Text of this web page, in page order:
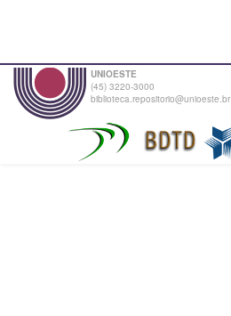
UNIOESTE
(45) 3220-3000
biblioteca.repositorio@unioeste.br